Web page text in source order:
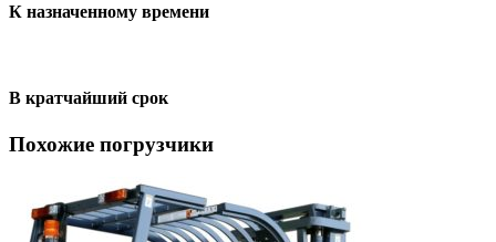
К назначенному времени
В кратчайший срок
Похожие погрузчики